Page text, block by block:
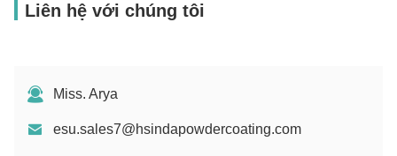
Liên hệ với chúng tôi
Miss. Arya
esu.sales7@hsindapowdercoating.com